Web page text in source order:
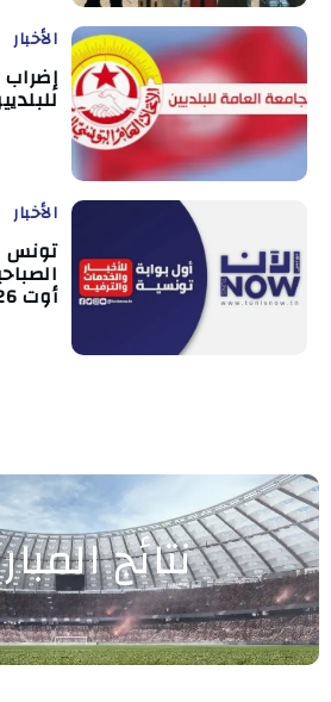
الأخبار
الأخبار
تونس
أوت 2026
نتائج